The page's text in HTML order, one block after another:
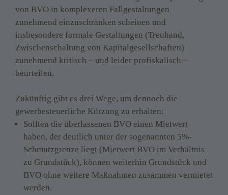
von BVO in komplexeren Fallgestaltungen
zunehmend einzuschränken scheinen und
insbesondere formale Gestaltungen (Treuhand,
Zwischenschaltung von Kapitalgesellschaften)
zunehmend kritisch – und leider profiskalisch –
beurteilen.
Zukünftig gibt es drei Wege, um dennoch die
gewerbesteuerliche Kürzung zu erhalten:
Sollten die überlassenen BVO einen Mietwert
haben, der deutlich unter der sogenannten 5%-
Schmutzgrenze liegt (Mietwert BVO im Verhältnis
zu Grundstück), können weiterhin Grundstück und
BVO ohne weitere Maßnahmen zusammen vermietet
werden.